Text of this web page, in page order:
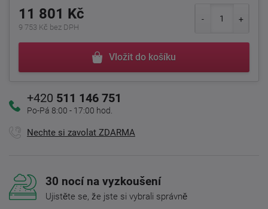
11 801 Kč
9 753 Kč bez DPH
Vložit do košíku
+420 511 146 751
Po-Pá 8:00 - 17:00 hod.
Nechte si zavolat ZDARMA
30 nocí na vyzkoušení
Ujistěte se, že jste si vybrali správně